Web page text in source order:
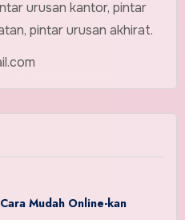
urusan kantor, pintar
pintar urusan akhirat.
Mudah Online-kan